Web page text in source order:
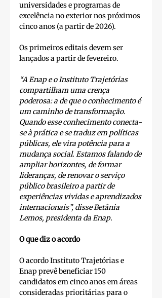
universidades e programas de
excelência no exterior nos próximos
cinco anos (a partir de 2026).
Os primeiros editais devem ser
lançados a partir de fevereiro.
“A Enap e o Instituto Trajetórias
compartilham uma crença
poderosa: a de que o conhecimento é
um caminho de transformação.
Quando esse conhecimento conecta-
se à prática e se traduz em políticas
públicas, ele vira potência para a
mudança social. Estamos falando de
ampliar horizontes, de formar
lideranças, de renovar o serviço
público brasileiro a partir de
experiências vividas e aprendizados
internacionais”, disse Betânia
Lemos, presidenta da Enap.
O que diz o acordo
O acordo Instituto Trajetórias e
Enap prevê beneficiar 150
candidatos em cinco anos em áreas
consideradas prioritárias para o